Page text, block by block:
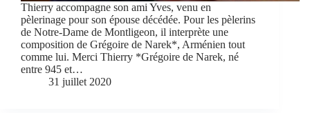
Thierry accompagne son ami Yves, venu en
pèlerinage pour son épouse décédée. Pour les pèlerins
de Notre-Dame de Montligeon, il interprète une
composition de Grégoire de Narek*, Arménien tout
comme lui. Merci Thierry *Grégoire de Narek, né
entre 945 et…
31 juillet 2020